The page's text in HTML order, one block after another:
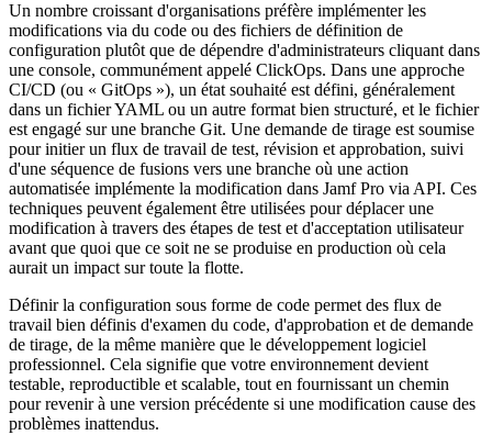
Un nombre croissant d'organisations préfère implémenter les
modifications via du code ou des fichiers de définition de
configuration plutôt que de dépendre d'administrateurs cliquant dans
une console, communément appelé ClickOps. Dans une approche
CI/CD (ou « GitOps »), un état souhaité est défini, généralement
dans un fichier YAML ou un autre format bien structuré, et le fichier
est engagé sur une branche Git. Une demande de tirage est soumise
pour initier un flux de travail de test, révision et approbation, suivi
d'une séquence de fusions vers une branche où une action
automatisée implémente la modification dans Jamf Pro via API. Ces
techniques peuvent également être utilisées pour déplacer une
modification à travers des étapes de test et d'acceptation utilisateur
avant que quoi que ce soit ne se produise en production où cela
aurait un impact sur toute la flotte.
Définir la configuration sous forme de code permet des flux de
travail bien définis d'examen du code, d'approbation et de demande
de tirage, de la même manière que le développement logiciel
professionnel. Cela signifie que votre environnement devient
testable, reproductible et scalable, tout en fournissant un chemin
pour revenir à une version précédente si une modification cause des
problèmes inattendus.